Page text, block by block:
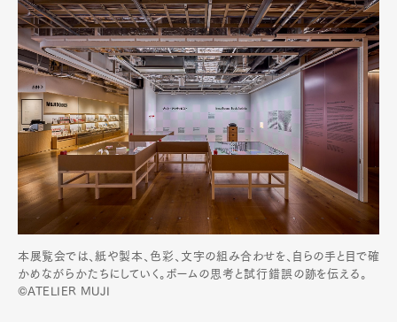
Art&DesignWatchFashion
GourmetCars
ProductCultureLifestyle
Pen Membership
Magazine
Official Columnist
About
Contact
本展覧会では、紙や製本、色彩、文字の組み合わせを、自らの手と目で確
かめながらかたちにしていく。ボームの思考と試行錯誤の跡を伝える。
©ATELIER MUJI